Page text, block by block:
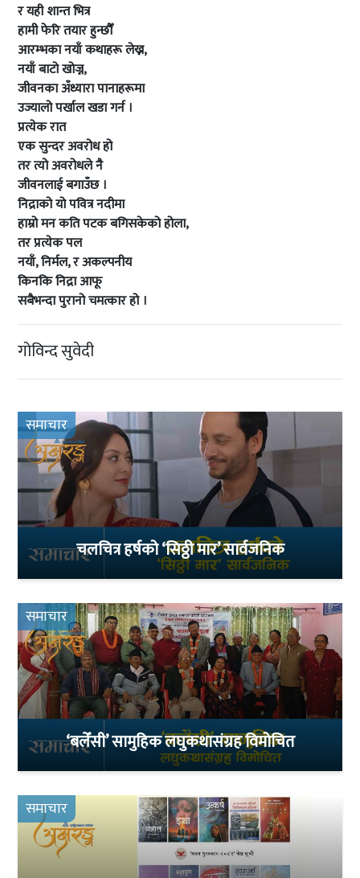
र यही शान्त भित्र
हामी फेरि तयार हुन्छौँ
आरम्भका नयाँ कथाहरू लेख्न,
नयाँ बाटो खोज्न,
जीवनका अँध्यारा पानाहरूमा
उज्यालो पर्खाल खडा गर्न ।
प्रत्येक रात
एक सुन्दर अवरोध हो
तर त्यो अवरोधले नै
जीवनलाई बगाउँछ ।
निद्राको यो पवित्र नदीमा
हाम्रो मन कति पटक बगिसकेको होला,
तर प्रत्येक पल
नयाँ, निर्मल, र अकल्पनीय
किनकि निद्रा आफू
सबैभन्दा पुरानो चमत्कार हो ।
गोविन्द सुवेदी
समाचार
चलचित्र हर्षको ‘सिठ्ठी मार’ सार्वजनिक
समाचार
‘बलेँसी’ सामुहिक लघुकथासंग्रह विमोचित
समाचार